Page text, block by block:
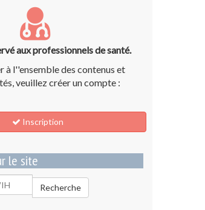
aux professionnels de santé.
à l''ensemble des contenus et
veuillez créer un compte :
Inscription
le site
Recherche